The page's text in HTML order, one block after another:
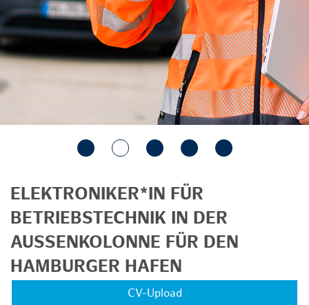
ELEKTRONIKER*IN FÜR
BETRIEBSTECHNIK IN DER
AUSSENKOLONNE FÜR DEN H
AMBURGER HAFEN
CV-Upload